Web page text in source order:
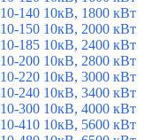
140 10кВ, 1800 кВт
150 10кВ, 2000 кВт
185 10кВ, 2400 кВт
200 10кВ, 2800 кВт
220 10кВ, 3000 кВт
240 10кВ, 3400 кВт
300 10кВ, 4000 кВт
410 10кВ, 5600 кВт